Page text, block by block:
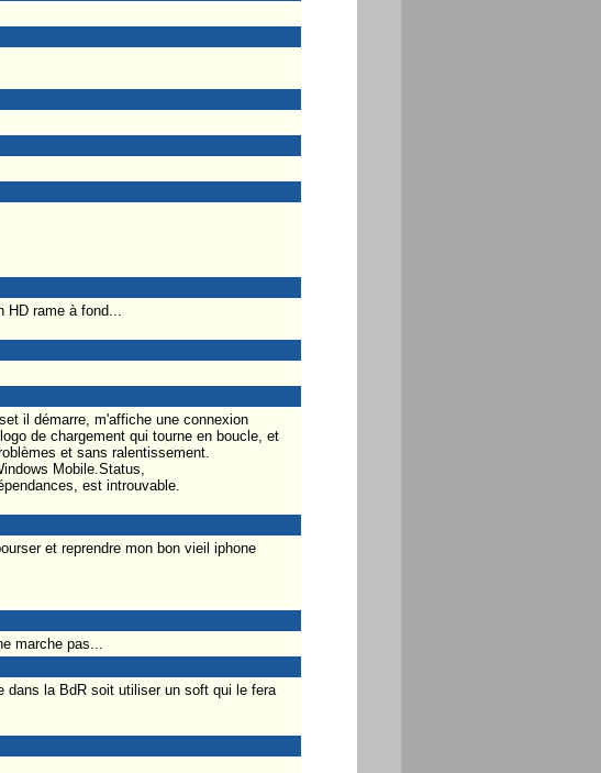
rame à fond...
il démarre, m'affiche une connexion
de chargement qui tourne en boucle, et
et sans ralentissement.
Mobile.Status,
est introuvable.
et reprendre mon bon vieil iphone
marche pas...
la BdR soit utiliser un soft qui le fera